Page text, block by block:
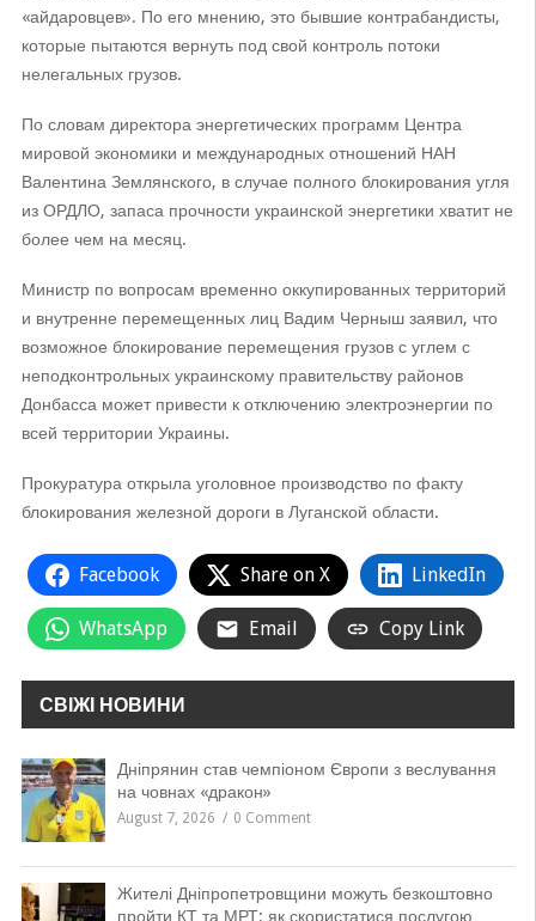
«айдаровцев». По его мнению, это бывшие контрабандисты,
которые пытаются вернуть под свой контроль потоки
нелегальных грузов.
По словам директора энергетических программ Центра
мировой экономики и международных отношений НАН
Валентина Землянского, в случае полного блокирования угля
из ОРДЛО, запаса прочности украинской энергетики хватит не
более чем на месяц.
Министр по вопросам временно оккупированных территорий
и внутренне перемещенных лиц Вадим Черныш заявил, что
возможное блокирование перемещения грузов с углем с
неподконтрольных украинскому правительству районов
Донбасса может привести к отключению электроэнергии по
всей территории Украины.
Прокуратура открыла уголовное производство по факту
блокирования железной дороги в Луганской области.
Facebook Share on X LinkedIn
WhatsApp Email Copy Link
СВІЖІ НОВИНИ
Дніпрянин став чемпіоном Європи з веслування
на човнах «дракон»
August 7, 2026 0 Comment
Жителі Дніпропетровщини можуть безкоштовно
пройти КТ та МРТ: як скористатися послугою